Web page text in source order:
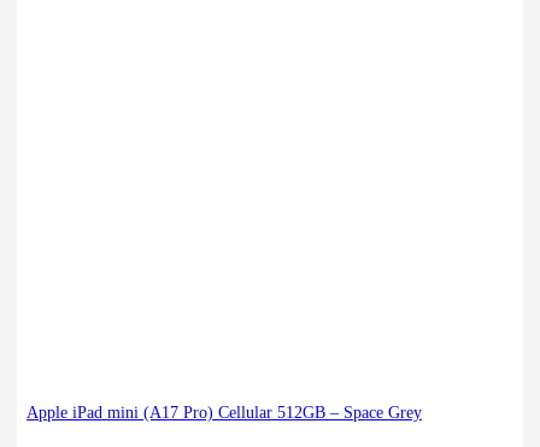
Apple iPad mini (A17 Pro) Cellular 512GB – Space Grey